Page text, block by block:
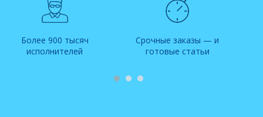
Более 900 тысяч
исполнителей
Срочные заказы — и
готовые статьи